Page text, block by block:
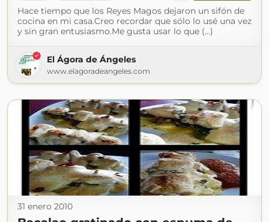
Hace tiempo que los Reyes Magos dejaron un sifón de
cocina en mi casa.Creo recordar que sólo lo usé una vez
y sin gran entusiasmo.Me gusta usar lo que (...)
El Ágora de Ángeles
www.elagoradeangeles.com
31 enero 2010